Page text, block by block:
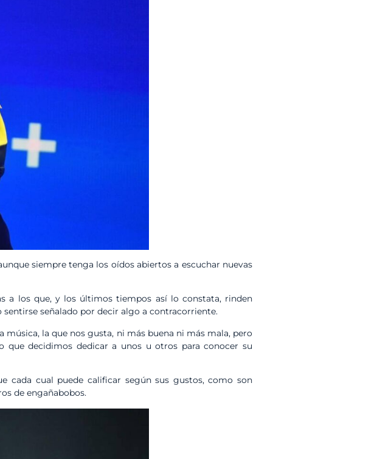
siempre tenga los oídos abiertos a escuchar nuevas
a los que, y los últimos tiempos así lo constata, rinden
sentirse señalado por decir algo a contracorriente.
música, la que nos gusta, ni más buena ni más mala, pero
decidimos dedicar a unos u otros para conocer su
cada cual puede calificar según sus gustos, como son
de engañabobos.